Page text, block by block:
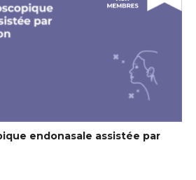
endonasale assistée par